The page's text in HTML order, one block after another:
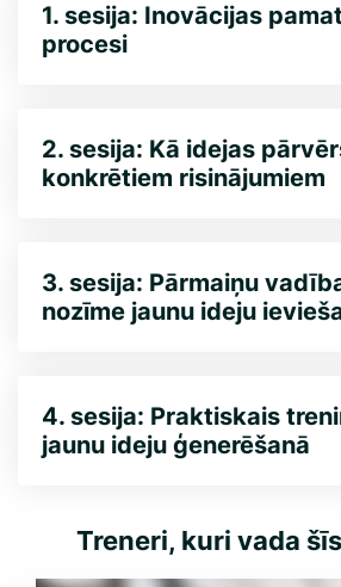
1. sesija: Inovācijas
procesi
2. sesija: Kā idejas
konkrētiem risinājumiem
3. sesija: Pārmaiņu
nozīme jaunu ideju
4. sesija: Praktiskais
jaunu ideju ģenerēšanā
Treneri, kuri vada